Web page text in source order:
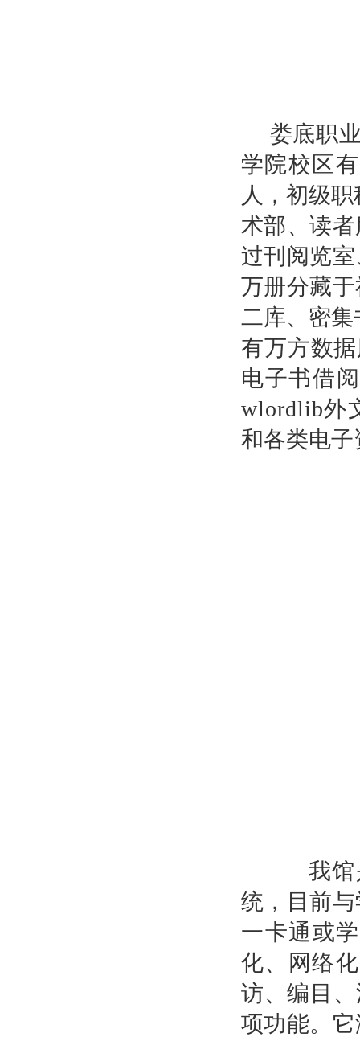
娄底职
学院校区
人，初级职
术部、读
过刊阅览
万册分藏
二库、密
有万方数
电子书借
wlordlib外
和各类电
我
统，目前
一卡通或
化、网络
访、编目
项功能。